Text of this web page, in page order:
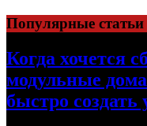
Перейти
к
содержимому
Популярные статьи
Когда хочется
модульные
быстро создать